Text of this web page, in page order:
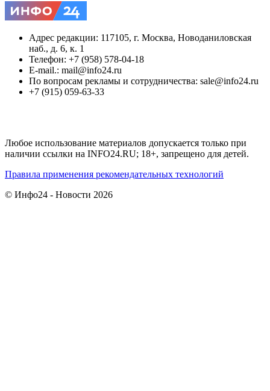
Адрес редакции: 117105, г. Москва, Новоданиловская
наб., д. 6, к. 1
Телефон: +7 (958) 578-04-18
E-mail.: mail@info24.ru
По вопросам рекламы и сотрудничества: sale@info24.ru
+7 (915) 059-63-33
Любое использование материалов допускается только при
наличии ссылки на INFO24.RU; 18+, запрещено для детей.
Правила применения рекомендательных технологий
© Инфо24 - Новости 2026